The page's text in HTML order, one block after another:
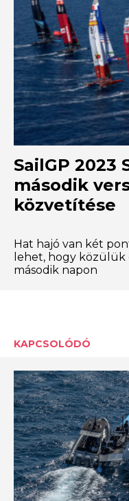
SailGP 2023
második
közvetítése
Hat hajó van két
lehet, hogy közülük
második napon
KAPCSOLÓDÓ